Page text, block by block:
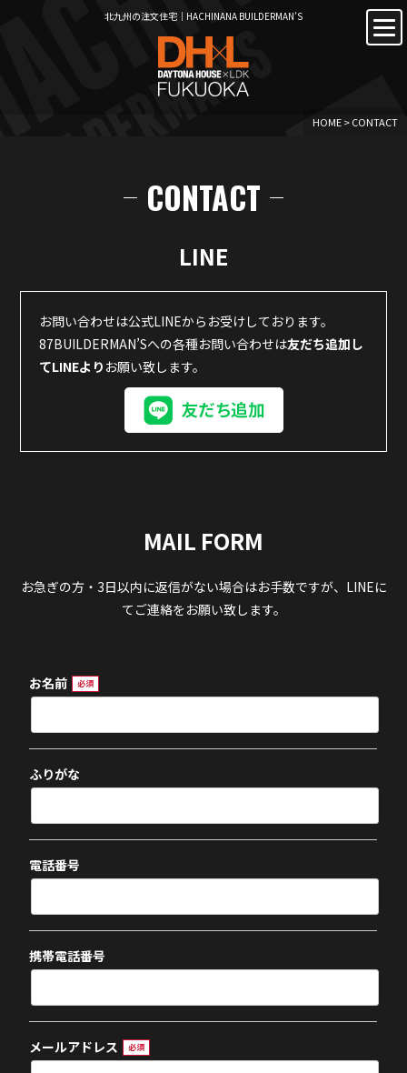
北九州の注文住宅｜HACHINANA BUILDERMAN’S
HOME>CONTACT
CONTACT
LINE
お問い合わせは公式LINEからお受けしております。
87BUILDERMAN’Sへの各種お問い合わせは友だち追加し
てLINEより お願い致します。
MAIL FORM
お急ぎの方・3日以内に返信がない場合はお手数ですが、LINEに
てご連絡をお願い致します。
お名前 必須
ふりがな
電話番号
携帯電話番号
メールアドレス 必須